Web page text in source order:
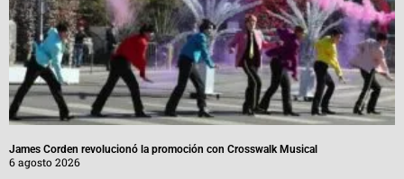
James Corden revolucionó la promoción con Crosswalk Musical
6 agosto 2026